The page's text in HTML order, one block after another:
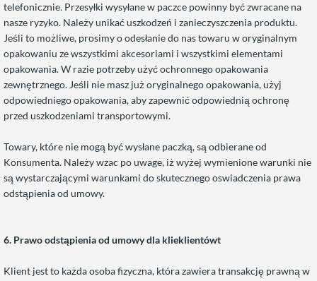
telefonicznie. Przesyłki wysyłane w paczce powinny być zwracane na
nasze ryzyko. Należy unikać uszkodzeń i zanieczyszczenia produktu.
Jeśli to możliwe, prosimy o odesłanie do nas towaru w oryginalnym
opakowaniu ze wszystkimi akcesoriami i wszystkimi elementami
opakowania. W razie potrzeby użyć ochronnego opakowania
zewnętrznego. Jeśli nie masz już oryginalnego opakowania, użyj
odpowiedniego opakowania, aby zapewnić odpowiednią ochronę
przed uszkodzeniami transportowymi.
Towary, które nie mogą być wysłane paczką, są odbierane od
Konsumenta. Należy wzac po uwage, iż wyżej wymienione warunki nie
są wystarczającymi warunkami do skutecznego oswiadczenia prawa
odstąpienia od umowy.
6. Prawo odstąpienia od umowy dla klieklientówt
Klient jest to każda osoba fizyczna, która zawiera transakcję prawną w